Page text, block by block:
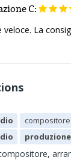
C:
veloce. La